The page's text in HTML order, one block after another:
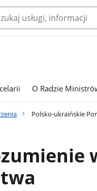
O Radzie
Polsko-ukraińskie